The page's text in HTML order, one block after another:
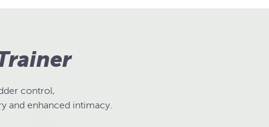
control,
and enhanced intimacy.